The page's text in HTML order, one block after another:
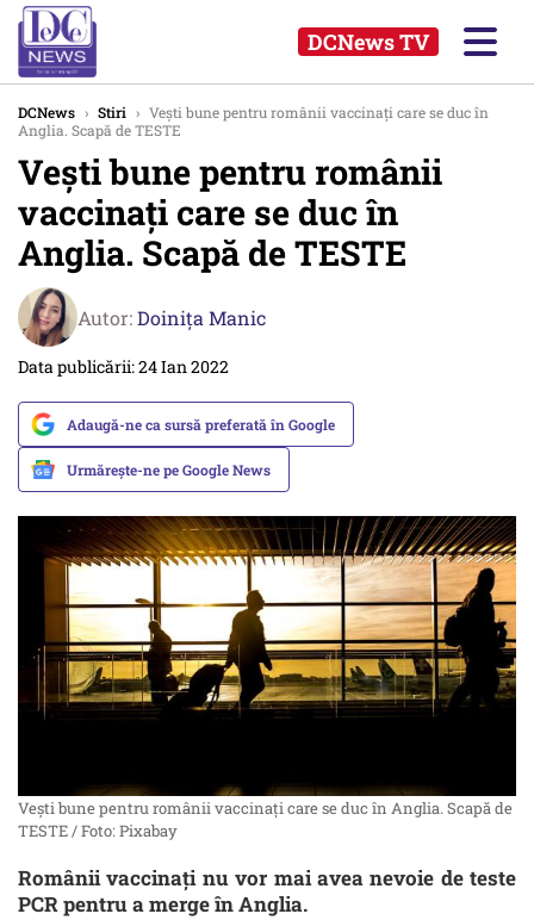
DCNews TV
DCNews › Stiri › Veşti bune pentru românii vaccinaţi care se duc în
Anglia. Scapă de TESTE
Veşti bune pentru românii
vaccinaţi care se duc în
Anglia. Scapă de TESTE
Autor:Doinița Manic
Data publicării: 24 Ian 2022
Adaugă-ne ca sursă preferată în Google
Urmărește-ne pe Google News
Veşti bune pentru românii vaccinaţi care se duc în Anglia. Scapă de
TESTE / Foto: Pixabay
Românii vaccinați nu vor mai avea nevoie de teste
PCR pentru a merge în Anglia.